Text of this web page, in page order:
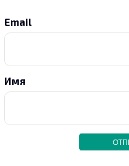
Email
Имя